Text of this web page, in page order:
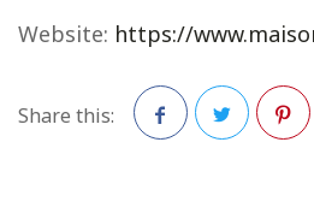
Website: https://
Share this: